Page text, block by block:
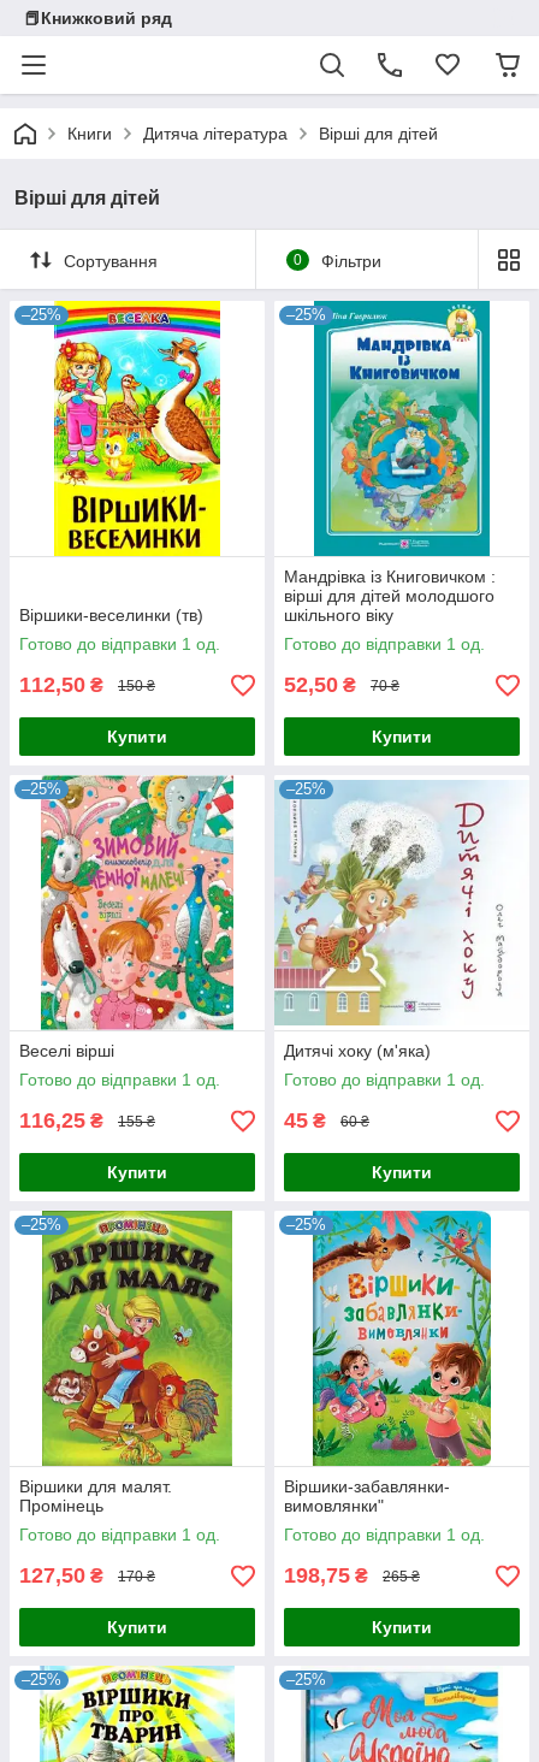
📕Книжковий ряд
Книги Дитяча література Вірші для дітей
Вірші для дітей
Сортування 0 Фільтри
–25%
Віршики-веселинки (тв)
Готово до відправки 1 од.
112,50 ₴ 150 ₴
Купити
–25%
Мандрівка із Книговичком :
вірші для дітей молодшого
шкільного віку
Готово до відправки 1 од.
52,50 ₴ 70 ₴
Купити
–25%
Веселі вірші
Готово до відправки 1 од.
116,25 ₴ 155 ₴
Купити
–25%
Дитячі хоку (м'яка)
Готово до відправки 1 од.
45 ₴ 60 ₴
Купити
–25%
Віршики для малят.
Промінець
Готово до відправки 1 од.
127,50 ₴ 170 ₴
Купити
–25%
Віршики-забавлянки-
вимовлянки"
Готово до відправки 1 од.
198,75 ₴ 265 ₴
Купити
–25% –25%